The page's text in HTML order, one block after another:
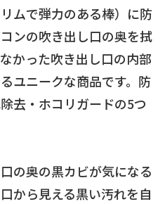
ムで弾力のある棒）に防
ンの吹き出し口の奥を拭
かった吹き出し口の内部
ユニークな商品です。防
去・ホコリガードの5つ
の奥の黒カビが気になる
から見える黒い汚れを自